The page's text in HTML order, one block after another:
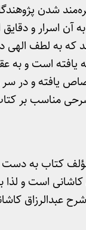
شدن
آن اسرار و
که به لطف الهی
یافته است و به
یافته و در سر
مناسب بر
مؤلف کتاب به
است و لذا
عبدالرزاق